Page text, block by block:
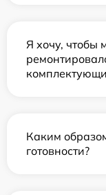
Я хочу, чтобы
Каким
готовности?